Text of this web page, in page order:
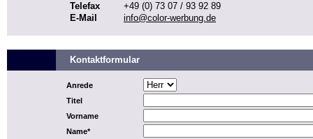
Telefax
+49 (0) 73 07 / 93 92 89
E-Mail
info@color-werbung.de
Kontaktformular
Anrede
Titel
Vorname
Name*